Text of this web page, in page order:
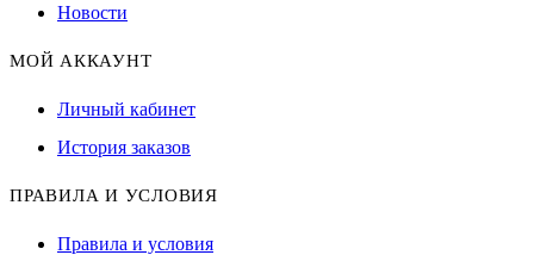
Новости
МОЙ АККАУНТ
Личный кабинет
История заказов
ПРАВИЛА И УСЛОВИЯ
Правила и условия